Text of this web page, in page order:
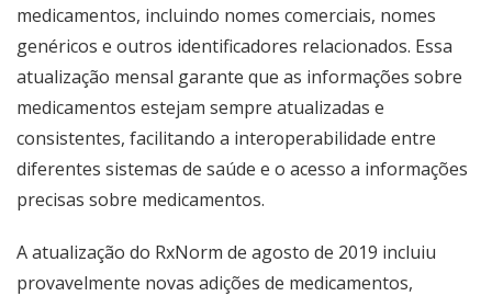
medicamentos, incluindo nomes comerciais, nomes
genéricos e outros identificadores relacionados. Essa
atualização mensal garante que as informações sobre
medicamentos estejam sempre atualizadas e
consistentes, facilitando a interoperabilidade entre
diferentes sistemas de saúde e o acesso a informações
precisas sobre medicamentos.
A atualização do RxNorm de agosto de 2019 incluiu
provavelmente novas adições de medicamentos,